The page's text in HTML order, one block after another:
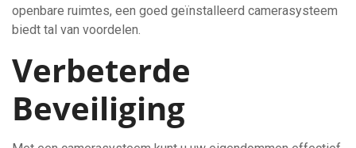
openbare ruimtes, een goed geïnstalleerd camerasysteem
biedt tal van voordelen.
Verbeterde
Beveiliging